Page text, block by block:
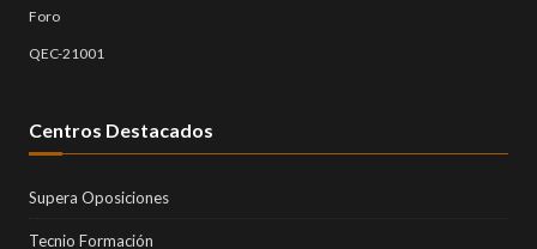
Foro
QEC-21001
Centros Destacados
Supera Oposiciones
Tecnio Formación